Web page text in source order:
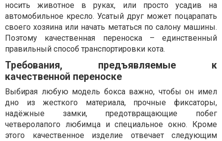
носить животное в руках, или просто усадив на
автомобильное кресло. Усатый друг может поцарапать
своего хозяина или начать метаться по салону машины.
Поэтому качественная переноска – единственный
правильный способ транспортировки кота.
Требования, предъявляемые к
качественной переноске
Выбирая любую модель бокса важно, чтобы он имел
дно из жесткого материала, прочные фиксаторы,
надёжные замки, предотвращающие побег
четверолапого любимца и специальное окно. Кроме
этого качественное изделие отвечает следующим